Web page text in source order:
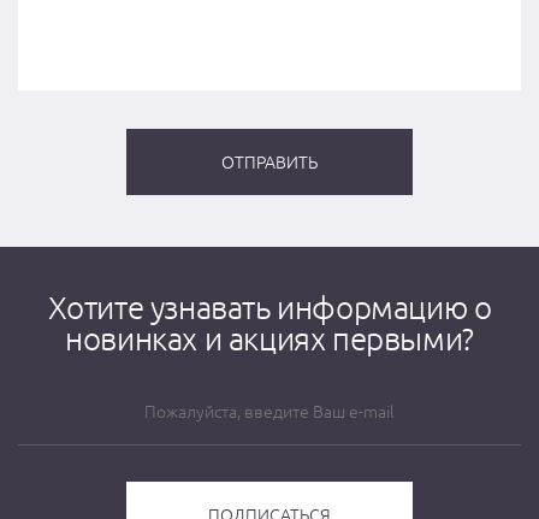
Хотите узнавать информацию о
новинках и акциях первыми?